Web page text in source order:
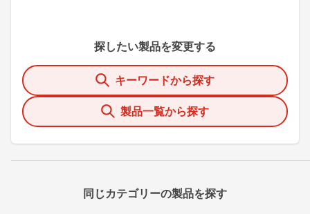
探したい製品を変更する
キーワードから探す
製品一覧から探す
同じカテゴリーの製品を探す